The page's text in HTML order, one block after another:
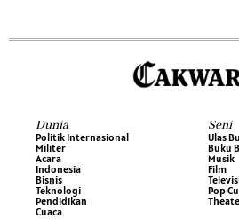
Dunia
Politik Internasional
Militer
Acara
Indonesia
Bisnis
Teknologi
Pendidikan
Cuaca
Seni
Ulas
Buku
Musik
Film
Pop